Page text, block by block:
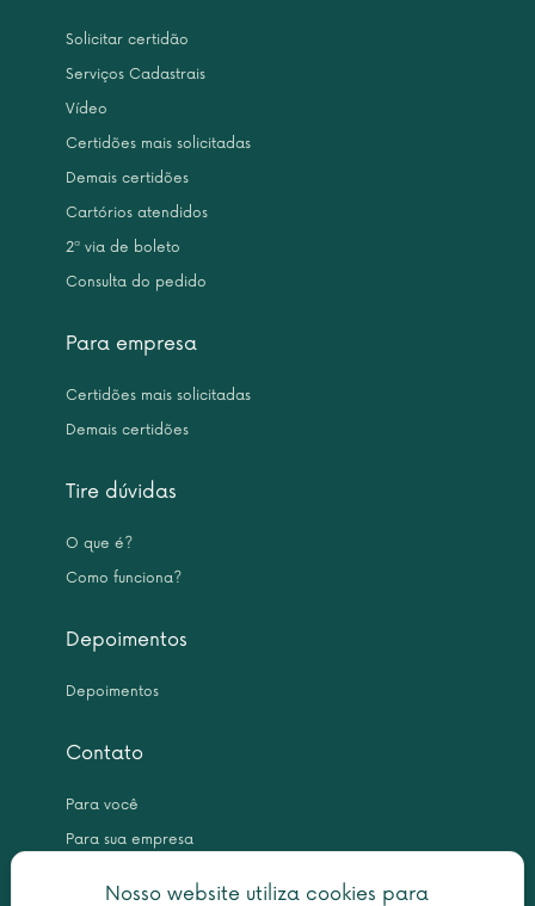
Nosso website utiliza cookies para
Solicitar certidão
Serviços Cadastrais
Vídeo
Certidões mais solicitadas
Demais certidões
Cartórios atendidos
2ª via de boleto
Consulta do pedido
Para empresa
Certidões mais solicitadas
Demais certidões
Tire dúvidas
O que é?
Como funciona?
Depoimentos
Depoimentos
Contato
Para você
Para sua empresa